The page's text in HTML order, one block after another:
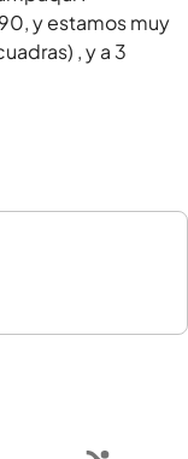
y estamos muy
, y a 3